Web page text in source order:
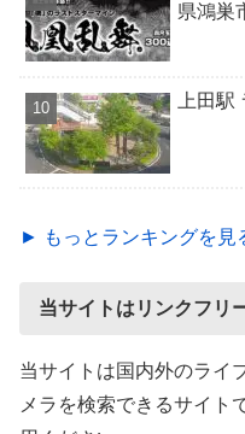
県鴻巣
上田
► もっとランキングを見
当サイトはリンクフリ
当サイトは国内外のライ
メラを検索できるサイト